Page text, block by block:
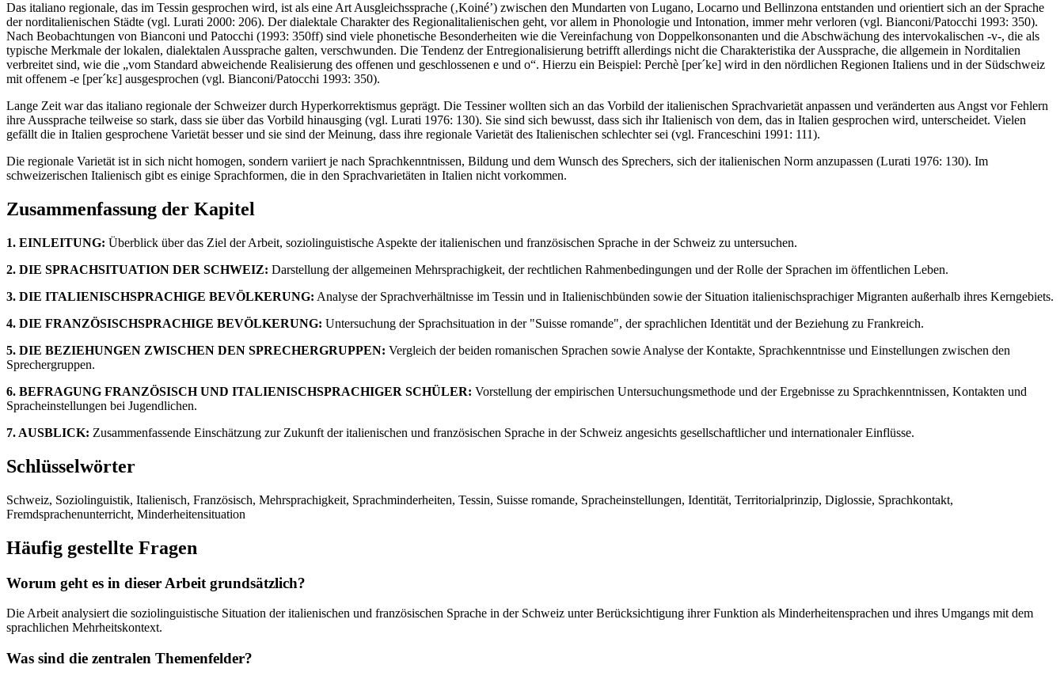
Das italiano regionale, das im Tessin gesprochen wird, ist als eine Art Ausgleichssprache (‚Koiné’) zwischen den Mundarten von Lugano, Locarno und Bellinzona entstanden und orientiert sich an der Sprache
der norditalienischen Städte (vgl. Lurati 2000: 206). Der dialektale Charakter des Regionalitalienischen geht, vor allem in Phonologie und Intonation, immer mehr verloren (vgl. Bianconi/Patocchi 1993: 350).
Nach Beobachtungen von Bianconi und Patocchi (1993: 350ff) sind viele phonetische Besonderheiten wie die Vereinfachung von Doppelkonsonanten und die Abschwächung des intervokalischen -v-, die als
typische Merkmale der lokalen, dialektalen Aussprache galten, verschwunden. Die Tendenz der Entregionalisierung betrifft allerdings nicht die Charakteristika der Aussprache, die allgemein in Norditalien
verbreitet sind, wie die „vom Standard abweichende Realisierung des offenen und geschlossenen e und o“. Hierzu ein Beispiel: Perchè [per´ke] wird in den nördlichen Regionen Italiens und in der Südschweiz
mit offenem -e [per´kε] ausgesprochen (vgl. Bianconi/Patocchi 1993: 350).
Lange Zeit war das italiano regionale der Schweizer durch Hyperkorrektismus geprägt. Die Tessiner wollten sich an das Vorbild der italienischen Sprachvarietät anpassen und veränderten aus Angst vor Fehlern
ihre Aussprache teilweise so stark, dass sie über das Vorbild hinausging (vgl. Lurati 1976: 130). Sie sind sich bewusst, dass sich ihr Italienisch von dem, das in Italien gesprochen wird, unterscheidet. Vielen
gefällt die in Italien gesprochene Varietät besser und sie sind der Meinung, dass ihre regionale Varietät des Italienischen schlechter sei (vgl. Franceschini 1991: 111).
Die regionale Varietät ist in sich nicht homogen, sondern variiert je nach Sprachkenntnissen, Bildung und dem Wunsch des Sprechers, sich der italienischen Norm anzupassen (Lurati 1976: 130). Im
schweizerischen Italienisch gibt es einige Sprachformen, die in den Sprachvarietäten in Italien nicht vorkommen.
Zusammenfassung der Kapitel
1. EINLEITUNG: Überblick über das Ziel der Arbeit, soziolinguistische Aspekte der italienischen und französischen Sprache in der Schweiz zu untersuchen.
2. DIE SPRACHSITUATION DER SCHWEIZ: Darstellung der allgemeinen Mehrsprachigkeit, der rechtlichen Rahmenbedingungen und der Rolle der Sprachen im öffentlichen Leben.
3. DIE ITALIENISCHSPRACHIGE BEVÖLKERUNG: Analyse der Sprachverhältnisse im Tessin und in Italienischbünden sowie der Situation italienischsprachiger Migranten außerhalb ihres Kerngebiets.
4. DIE FRANZÖSISCHSPRACHIGE BEVÖLKERUNG: Untersuchung der Sprachsituation in der "Suisse romande", der sprachlichen Identität und der Beziehung zu Frankreich.
5. DIE BEZIEHUNGEN ZWISCHEN DEN SPRECHERGRUPPEN: Vergleich der beiden romanischen Sprachen sowie Analyse der Kontakte, Sprachkenntnisse und Einstellungen zwischen den
Sprechergruppen.
6. BEFRAGUNG FRANZÖSISCH UND ITALIENISCHSPRACHIGER SCHÜLER: Vorstellung der empirischen Untersuchungsmethode und der Ergebnisse zu Sprachkenntnissen, Kontakten und
Spracheinstellungen bei Jugendlichen.
7. AUSBLICK: Zusammenfassende Einschätzung zur Zukunft der italienischen und französischen Sprache in der Schweiz angesichts gesellschaftlicher und internationaler Einflüsse.
Schlüsselwörter
Schweiz, Soziolinguistik, Italienisch, Französisch, Mehrsprachigkeit, Sprachminderheiten, Tessin, Suisse romande, Spracheinstellungen, Identität, Territorialprinzip, Diglossie, Sprachkontakt,
Fremdsprachenunterricht, Minderheitensituation
Häufig gestellte Fragen
Worum geht es in dieser Arbeit grundsätzlich?
Die Arbeit analysiert die soziolinguistische Situation der italienischen und französischen Sprache in der Schweiz unter Berücksichtigung ihrer Funktion als Minderheitensprachen und ihres Umgangs mit dem
sprachlichen Mehrheitskontext.
Was sind die zentralen Themenfelder?